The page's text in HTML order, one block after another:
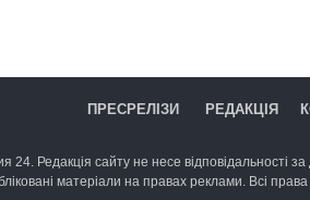
ПРЕСРЕЛІЗИ РЕДАКЦІЯ
Редакція сайту не несе відповідальності
матеріали на правах реклами. Всі